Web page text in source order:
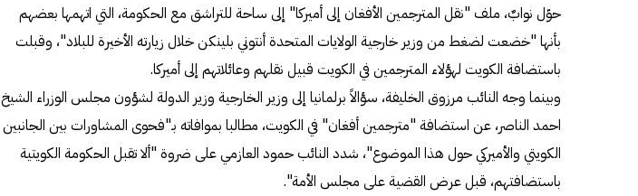
حوّل نوابٌ، ملف "نقل المترجمين الأفغان إلى أميركا" إلى ساحة للتراشق مع الحكومة، التي اتهمها بعضهم
بأنها "خضعت لضغط من وزير خارجية الولايات المتحدة أنتوني بلينكن خلال زيارته الأخيرة للبلاد"، وقبلت
باستضافة الكويت لهؤلاء المترجمين في الكويت قبيل نقلهم وعائلاتهم إلى أميركا.
وبينما وجه النائب مرزوق الخليفة، سؤالاً برلمانيا إلى وزير الخارجية وزير الدولة لشؤون مجلس الوزراء الشيخ
احمد الناصر، عن استضافة "مترجمين أفغان" في الكويت، مطالبا بموافاته بـ"فحوى المشاورات بين الجانبين
الكويتي والأميركي حول هذا الموضوع"، شدد النائب حمود العازمي على ضروة "ألا تقبل الحكومة الكويتية
باستضافتهم، قبل عرض القضية على مجلس الأمة".